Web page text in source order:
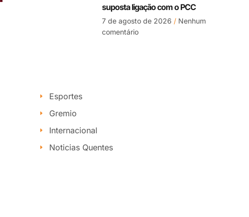
suposta ligação com o PCC
7 de agosto de 2026 Nenhum
comentário
Esportes
Gremio
Internacional
Noticias Quentes